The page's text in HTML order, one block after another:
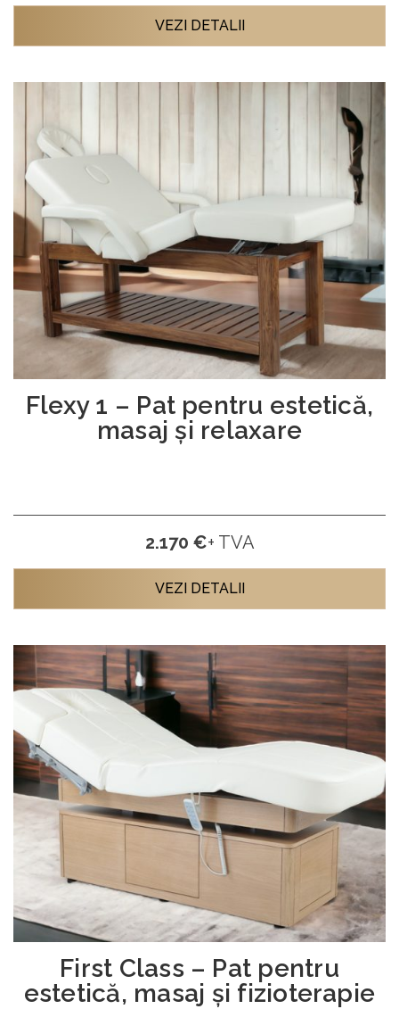
VEZI DETALII
Flexy 1 – Pat pentru estetică,
masaj și relaxare
2.170 €+ TVA
VEZI DETALII
First Class – Pat pentru
estetică, masaj și fizioterapie